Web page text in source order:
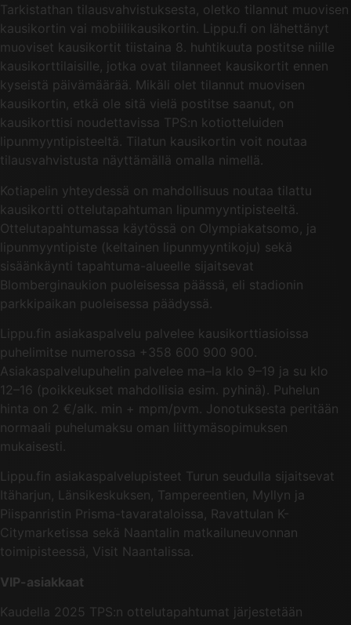
Tarkistathan tilausvahvistuksesta, oletko tilannut muovisen
kausikortin vai mobiilikausikortin. Lippu.fi on lähettänyt
muoviset kausikortit tiistaina 8. huhtikuuta postitse niille
kausikorttilaisille, jotka ovat tilanneet kausikortit ennen
kyseistä päivämäärää. Mikäli olet tilannut muovisen
kausikortin, etkä ole sitä vielä postitse saanut, on
kausikorttisi noudettavissa TPS:n kotiotteluiden
lipunmyyntipisteeltä. Tilatun kausikortin voit noutaa
tilausvahvistusta näyttämällä omalla nimellä.
Kotiapelin yhteydessä on mahdollisuus noutaa tilattu
kausikortti ottelutapahtuman lipunmyyntipisteeltä.
Ottelutapahtumassa käytössä on Olympiakatsomo, ja
lipunmyyntipiste (keltainen lipunmyyntikoju) sekä
sisäänkäynti tapahtuma-alueelle sijaitsevat
Blomberginaukion puoleisessa päässä, eli stadionin
parkkipaikan puoleisessa päädyssä.
Lippu.fin asiakaspalvelu palvelee kausikorttiasioissa
puhelimitse numerossa +358 600 900 900.
Asiakaspalvelupuhelin palvelee ma–la klo 9–19 ja su klo
12–16 (poikkeukset mahdollisia esim. pyhinä). Puhelun
hinta on 2 €/alk. min + mpm/pvm. Jonotuksesta peritään
normaali puhelumaksu oman liittymäsopimuksen
mukaisesti.
Lippu.fin asiakaspalvelupisteet Turun seudulla sijaitsevat
Itäharjun, Länsikeskuksen, Tampereentien, Myllyn ja
Piispanristin Prisma-tavarataloissa, Ravattulan K-
Citymarketissa sekä Naantalin matkailuneuvonnan
toimipisteessä, Visit Naantalissa.
VIP-asiakkaat
Kaudella 2025 TPS:n ottelutapahtumat järjestetään